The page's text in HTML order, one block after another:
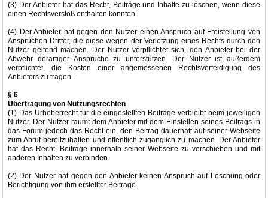
(3) Der Anbieter hat das Recht, Beiträge und Inhalte zu löschen, wenn diese
einen Rechtsverstoß enthalten könnten.
(4) Der Anbieter hat gegen den Nutzer einen Anspruch auf Freistellung von
Ansprüchen Dritter, die diese wegen der Verletzung eines Rechts durch den
Nutzer geltend machen. Der Nutzer verpflichtet sich, den Anbieter bei der
Abwehr derartiger Ansprüche zu unterstützen. Der Nutzer ist außerdem
verpflichtet, die Kosten einer angemessenen Rechtsverteidigung des
Anbieters zu tragen.
§ 6
Übertragung von Nutzungsrechten
(1) Das Urheberrecht für die eingestellten Beiträge verbleibt beim jeweiligen
Nutzer. Der Nutzer räumt dem Anbieter mit dem Einstellen seines Beitrags in
das Forum jedoch das Recht ein, den Beitrag dauerhaft auf seiner Webseite
zum Abruf bereitzuhalten und öffentlich zugänglich zu machen. Der Anbieter
hat das Recht, Beiträge innerhalb seiner Webseite zu verschieben und mit
anderen Inhalten zu verbinden.
(2) Der Nutzer hat gegen den Anbieter keinen Anspruch auf Löschung oder
Berichtigung von ihm erstellter Beiträge.